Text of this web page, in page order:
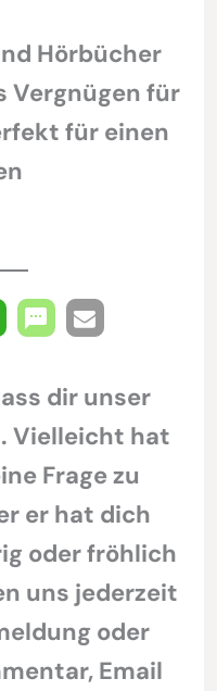
Hörbücher
Vergnügen für
für einen
dir unser
Vielleicht hat
Frage zu
er hat dich
oder fröhlich
uns jederzeit
oder
Email